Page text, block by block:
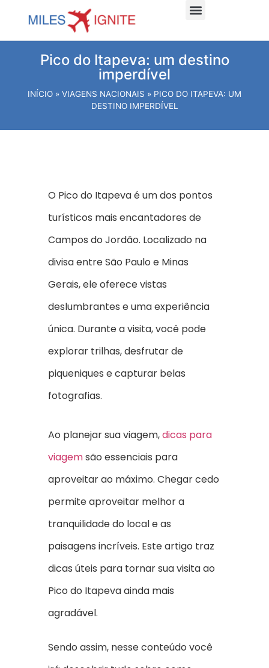
Pico do Itapeva: um destino
imperdível
INÍCIO » VIAGENS NACIONAIS » PICO DO ITAPEVA: UM
DESTINO IMPERDÍVEL
O Pico do Itapeva é um dos pontos
turísticos mais encantadores de
Campos do Jordão. Localizado na
divisa entre São Paulo e Minas
Gerais, ele oferece vistas
deslumbrantes e uma experiência
única. Durante a visita, você pode
explorar trilhas, desfrutar de
piqueniques e capturar belas
fotografias.
Ao planejar sua viagem,dicas para
viagemsão essenciais para
aproveitar ao máximo. Chegar cedo
permite aproveitar melhor a
tranquilidade do local e as
paisagens incríveis. Este artigo traz
dicas úteis para tornar sua visita ao
Pico do Itapeva ainda mais
agradável.
Sendo assim, nesse conteúdo você